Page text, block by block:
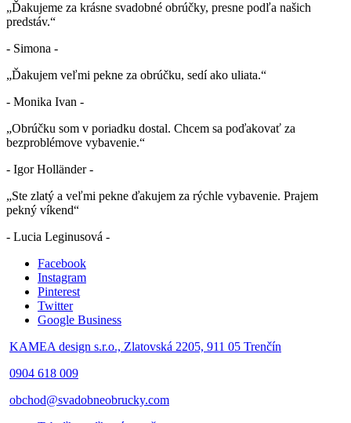
„Ďakujeme za krásne svadobné obrúčky, presne podľa našich
predstáv.“
- Simona -
„Ďakujem veľmi pekne za obrúčku, sedí ako uliata.“
- Monika Ivan -
„Obrúčku som v poriadku dostal. Chcem sa poďakovať za
bezproblémove vybavenie.“
- Igor Holländer -
„Ste zlatý a veľmi pekne ďakujem za rýchle vybavenie. Prajem
pekný víkend“
- Lucia Leginusová -
Facebook
Instagram
Pinterest
Twitter
Google Business
KAMEA design s.r.o., Zlatovská 2205, 911 05 Trenčín
0904 618 009
obchod@svadobneobrucky.com